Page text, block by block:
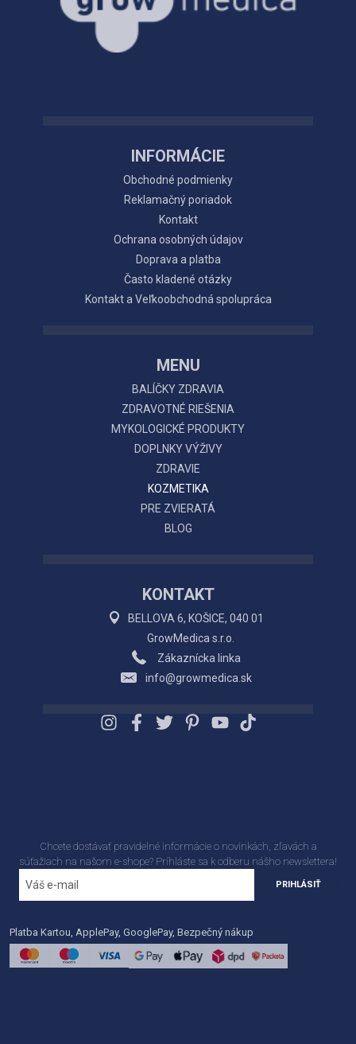
INFORMÁCIE
Obchodné podmienky
Reklamačný poriadok
Kontakt
Ochrana osobných údajov
Doprava a platba
Často kladené otázky
Kontakt a Veľkoobchodná spolupráca
MENU
BALÍČKY ZDRAVIA
ZDRAVOTNÉ RIEŠENIA
MYKOLOGICKÉ PRODUKTY
DOPLNKY VÝŽIVY
ZDRAVIE
KOZMETIKA
PRE ZVIERATÁ
BLOG
KONTAKT
BELLOVA 6, KOŠICE, 040 01
GrowMedica s.r.o.
Zákaznícka linka
info@growmedica.sk
Chcete dostávať pravidelné informácie o novinkách, zľavách a
súťažiach na našom e-shope? Príhláste sa k odberu nášho newslettera!
PRIHLÁSIŤ
Platba Kartou, ApplePay, GooglePay, Bezpečný nákup